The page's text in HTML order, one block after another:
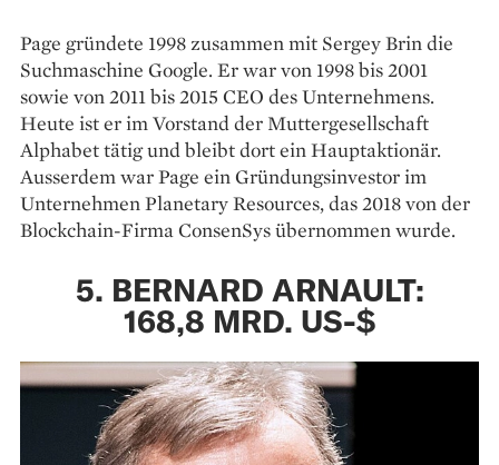
Page gründete 1998 zusammen mit Sergey Brin die
Suchmaschine Google. Er war von 1998 bis 2001
sowie von 2011 bis 2015 CEO des Unternehmens.
Heute ist er im Vorstand der Muttergesellschaft
Alphabet tätig und bleibt dort ein Hauptaktionär.
Ausserdem war Page ein Gründungsinvestor im
Unternehmen Planetary Resources, das 2018 von der
Blockchain-Firma ConsenSys übernommen wurde.
5. BERNARD ARNAULT:
168,8 MRD. US-$